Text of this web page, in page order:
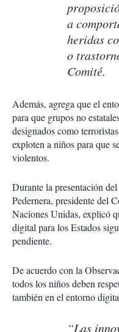
a
heridas
o
Comité.
Además, agrega que el
para que grupos no
designados como
exploten a niños para que
violentos.
Durante la presentación
Pedernera, presidente del
Naciones Unidas, explicó
digital para los Estados
pendiente.
De acuerdo con la
todos los niños deben
también en el entorno
“Las